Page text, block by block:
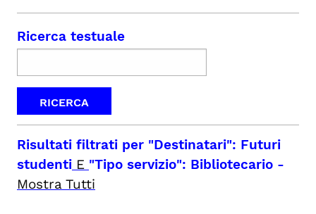
Ricerca testuale
Risultati filtrati per "Destinatari": Futuri
studenti E "Tipo servizio": Bibliotecario -
Mostra Tutti